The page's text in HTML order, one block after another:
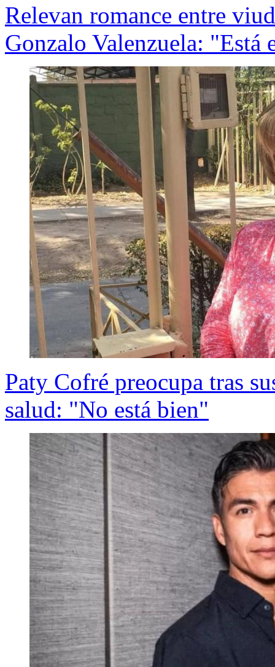
Relevan romance entre
Gonzalo Valenzuela: "Está
Paty Cofré preocupa tras
salud: "No está bien"